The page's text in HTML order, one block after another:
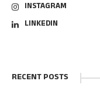
INSTAGRAM
LINKEDIN
RECENT POSTS